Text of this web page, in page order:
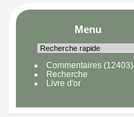
Menu
Commentaires(12403)
Recherche
Livre d'or